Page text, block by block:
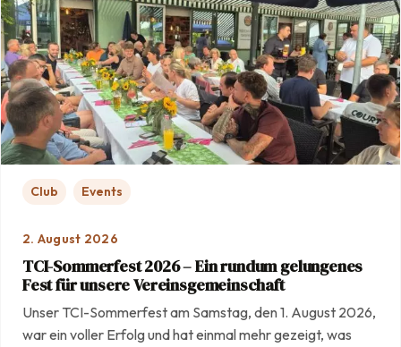
Club Events
2. August 2026
TCI-Sommerfest 2026 – Ein rundum gelungenes
Fest für unsere Vereinsgemeinschaft
Unser TCI-Sommerfest am Samstag, den 1. August 2026,
war ein voller Erfolg und hat einmal mehr gezeigt, was